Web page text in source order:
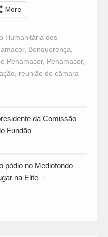
More
Humanitária dos
, Benquerença
Penamacor, Penamacor,
reunião de câmara
da Comissão
Fundão
pódio no Mediofondo
na Elite